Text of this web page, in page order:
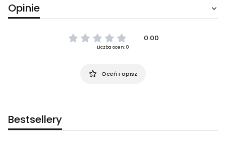
Opinie
0.00
Liczba ocen: 0
Oceń i opisz
Bestsellery